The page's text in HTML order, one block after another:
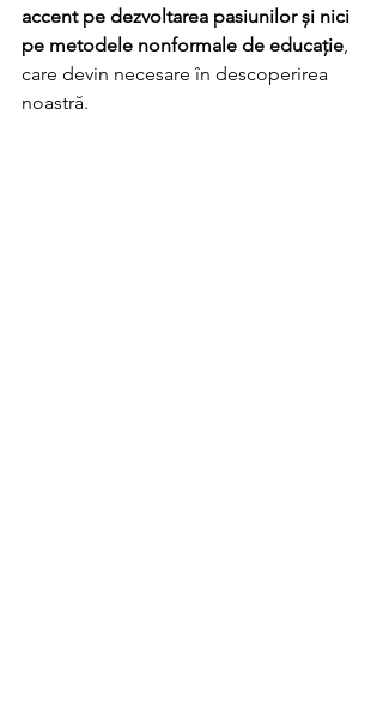
accent pe dezvoltarea pasiunilor și nici
pe metodele nonformale de educație
care devin necesare în descoperirea
noastră.